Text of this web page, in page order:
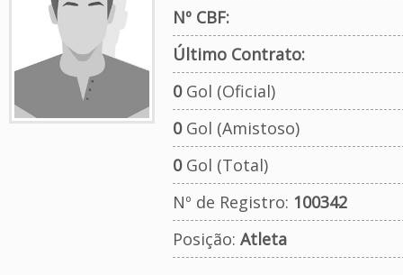
Nº CBF:
Último Contrato:
0Gol (Oficial)
0Gol (Amistoso)
0Gol (Total)
Nº de Registro: 100342
Posição: Atleta